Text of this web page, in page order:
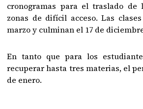
cronogramas para el traslado de
zonas de difícil acceso. Las
marzo y culminan el 17 de
En tanto que para los
recuperar hasta tres materias, el
de enero.